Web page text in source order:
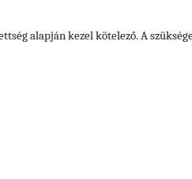
alapján kezel kötelező. A